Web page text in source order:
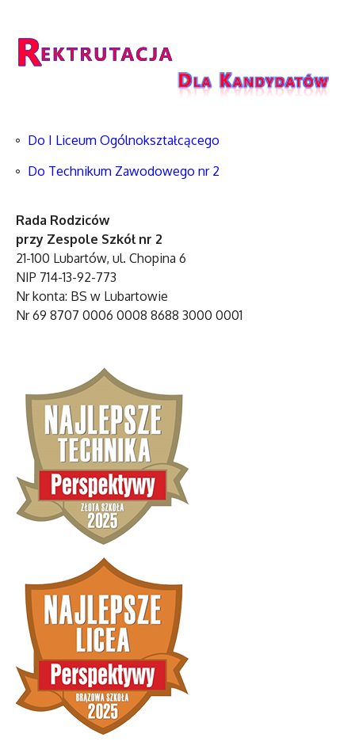
Do I Liceum Ogólnokształcącego
Do Technikum Zawodowego nr 2
Rada Rodziców
przy Zespole Szkół nr 2
21-100 Lubartów, ul. Chopina 6
NIP 714-13-92-773
Nr konta: BS w Lubartowie
Nr 69 8707 0006 0008 8688 3000 0001